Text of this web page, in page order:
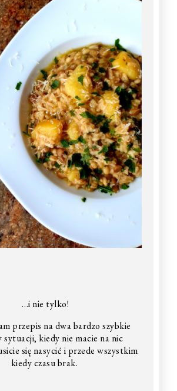
…i nie tylko!
przepis na dwa bardzo szybkie
sytuacji, kiedy nie macie na nic
się nasycić i przede wszystkim
kiedy czasu brak.